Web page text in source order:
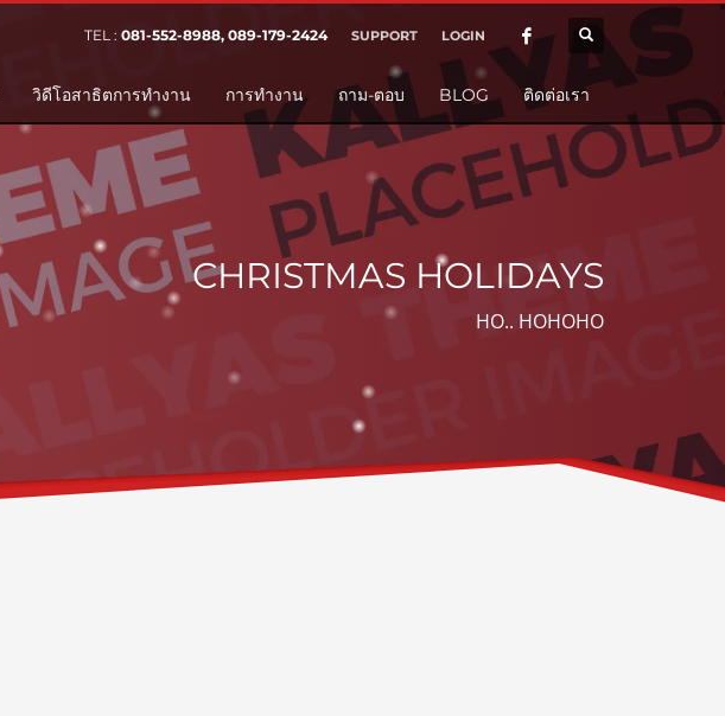
Payment &
SHOWROOM HOURS
Mon-Fri 9:00AM - 6:00AM
Sat - 9:00AM-5:00PM
Sundays by appointment only!
TEL : 081-552-8988, 089-179-2424 SUPPORT LOGIN
วิดีโอสาธิตการทำงาน การทำงาน ถาม-ตอบ BLOG ติดต่อเรา
CHRISTMAS HOLIDAYS
HO.. HOHOHO